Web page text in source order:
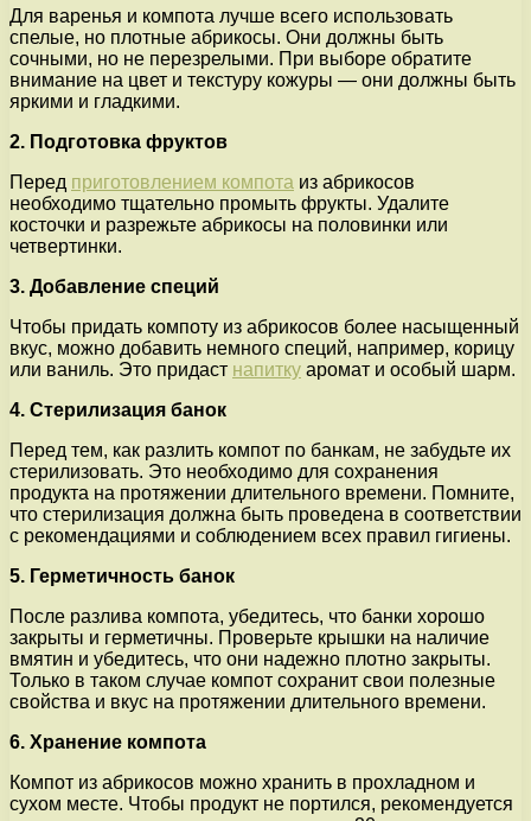
Для варенья и компота лучше всего использовать
спелые, но плотные абрикосы. Они должны быть
сочными, но не перезрелыми. При выборе обратите
внимание на цвет и текстуру кожуры — они должны быть
яркими и гладкими.
2. Подготовка фруктов
Перед приготовлением компота из абрикосов
необходимо тщательно промыть фрукты. Удалите
косточки и разрежьте абрикосы на половинки или
четвертинки.
3. Добавление специй
Чтобы придать компоту из абрикосов более насыщенный
вкус, можно добавить немного специй, например, корицу
или ваниль. Это придаст напитку аромат и особый шарм.
4. Стерилизация банок
Перед тем, как разлить компот по банкам, не забудьте их
стерилизовать. Это необходимо для сохранения
продукта на протяжении длительного времени. Помните,
что стерилизация должна быть проведена в соответствии
с рекомендациями и соблюдением всех правил гигиены.
5. Герметичность банок
После разлива компота, убедитесь, что банки хорошо
закрыты и герметичны. Проверьте крышки на наличие
вмятин и убедитесь, что они надежно плотно закрыты.
Только в таком случае компот сохранит свои полезные
свойства и вкус на протяжении длительного времени.
6. Хранение компота
Компот из абрикосов можно хранить в прохладном и
сухом месте. Чтобы продукт не портился, рекомендуется